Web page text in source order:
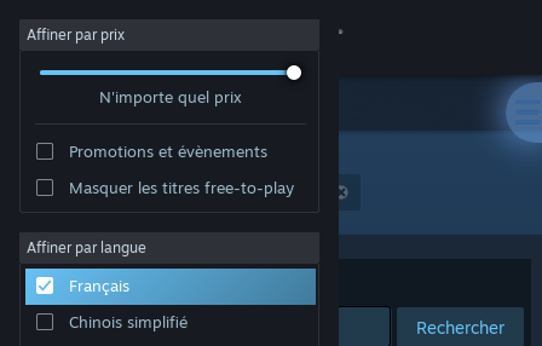
Se connecter
Magasin
À propos
Support
Affiner par prix
N'importe quel prix
Promotions et évènements
Masquer les titres free-to-play
Affiner par langue
Français
Chinois simplifié
Développement : Blizzard Entertainment, Inc.
Trier par Pertinence
Rechercher